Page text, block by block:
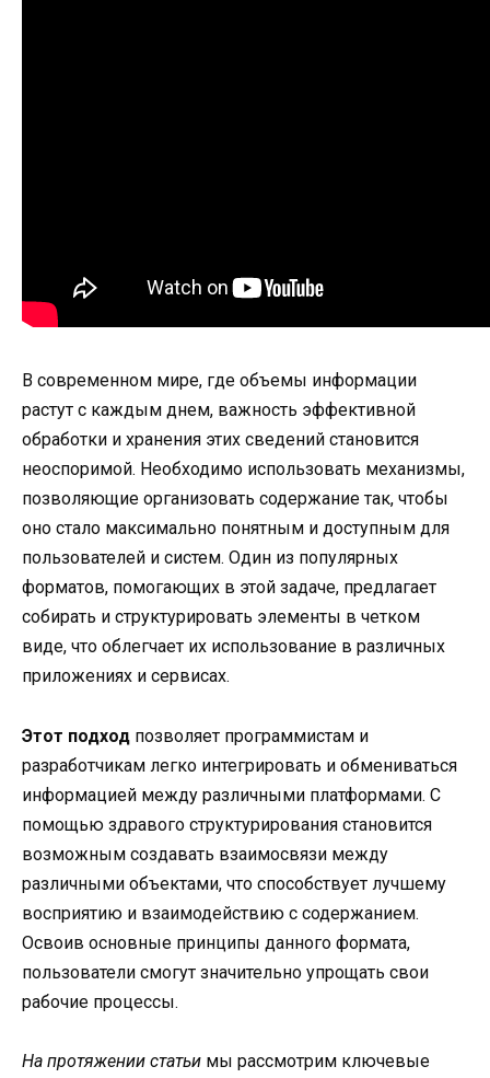
В современном мире, где объемы информации
растут с каждым днем, важность эффективной
обработки и хранения этих сведений становится
неоспоримой. Необходимо использовать механизмы,
позволяющие организовать содержание так, чтобы
оно стало максимально понятным и доступным для
пользователей и систем. Один из популярных
форматов, помогающих в этой задаче, предлагает
собирать и структурировать элементы в четком
виде, что облегчает их использование в различных
приложениях и сервисах.
Этот подход позволяет программистам и
разработчикам легко интегрировать и обмениваться
информацией между различными платформами. С
помощью здравого структурирования становится
возможным создавать взаимосвязи между
различными объектами, что способствует лучшему
восприятию и взаимодействию с содержанием.
Освоив основные принципы данного формата,
пользователи смогут значительно упрощать свои
рабочие процессы.
На протяжении статьи мы рассмотрим ключевые